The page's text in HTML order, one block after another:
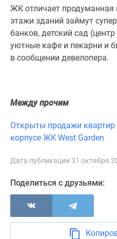
комнатные
комнатные
Квартиры
Семейная
Военная
ипотека
программы
Медиа
Новости
недвижимости
ЖК отличает продуманная
этажи зданий займут
банков, детский сад
уютные кафе и пекарни и
в сообщении девелопера.
Между прочим
Открыты продажи
корпусе ЖК West Garden
Дата публикации 31 октября
Поделиться с друзьями: